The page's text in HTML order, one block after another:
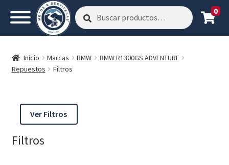
Buscar
por:
Buscar 0
Inicio Marcas BMW
BMW R1300GS ADVENTURE
Repuestos
Filtros
Ver Filtros
Filtros